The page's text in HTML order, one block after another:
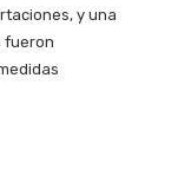
y una
fueron